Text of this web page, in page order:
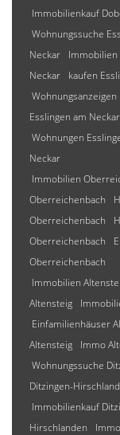
Immobilienkauf
Wohnungssuche
Neckar
Immobilien
Neckar
kaufen
Esslingen am Neckar
Wohnungen
Neckar
Immobilien
Oberreichenbach
Oberreichenbach
Oberreichenbach
Oberreichenbach
Immobilien
Altensteig
Einfamilienhäuser
Altensteig
Immo
Wohnungssuche
Ditzingen-
Immobilienkauf
Hirschlanden